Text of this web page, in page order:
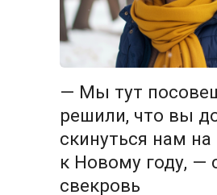
— Мы тут
решили, что вы
скинуться нам на
к Новому году, —
свекровь